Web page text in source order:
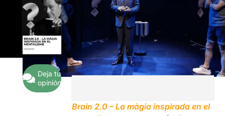
Deja tu
opinión
Brain 2.0 – La màgia inspirada en el